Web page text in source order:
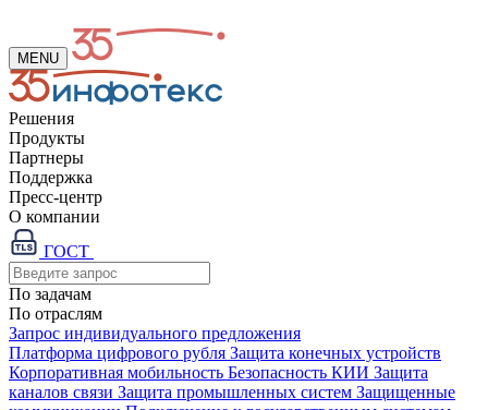
MENU
Решения
Продукты
Партнеры
Поддержка
Пресс-центр
О компании
ГОСТ
По задачам
По отраслям
Запрос индивидуального предложения
Платформа цифрового рубля Защита конечных устройств
Корпоративная мобильность Безопасность КИИ Защита
каналов связи Защита промышленных систем Защищенные